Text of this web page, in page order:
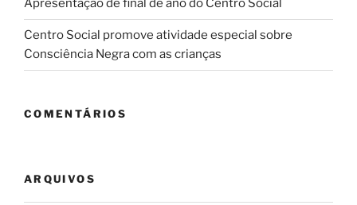
Apresentação de final de ano do Centro Social
Centro Social promove atividade especial sobre
Consciência Negra com as crianças
COMENTÁRIOS
ARQUIVOS